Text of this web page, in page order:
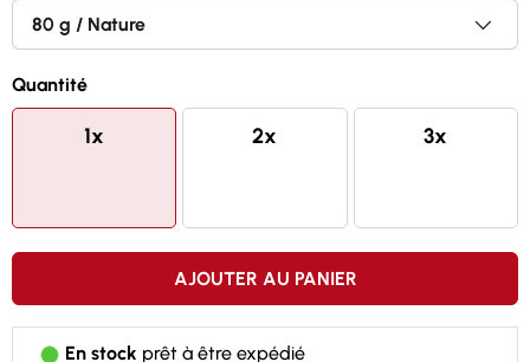
354% de protéines en plus qu'une focaccia
classique
Sans soja, sans lactose, sans farine et 100% vegan
Quantité
1x 2x 3x
AJOUTER AU PANIER
En stock prêt à être expédié